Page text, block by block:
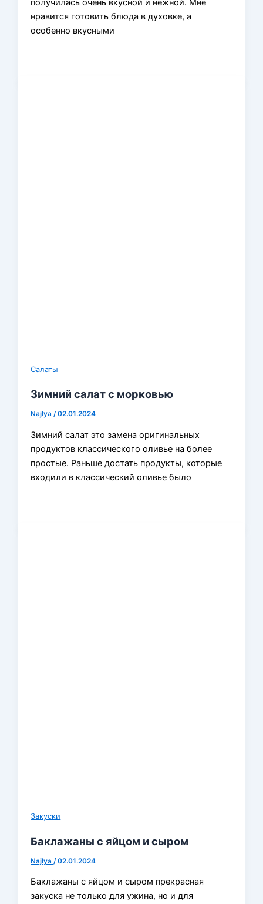
нравится готовить блюда в духовке, а
особенно вкусными
Салаты
Зимний салат с морковью
Najlya/02.01.2024
Зимний салат это замена оригинальных
продуктов классического оливье на более
простые. Раньше достать продукты, которые
входили в классический оливье было
Закуски
Баклажаны с яйцом и сыром
Najlya /02.01.2024
Баклажаны с яйцом и сыром прекрасная
закуска не только для ужина, но и для